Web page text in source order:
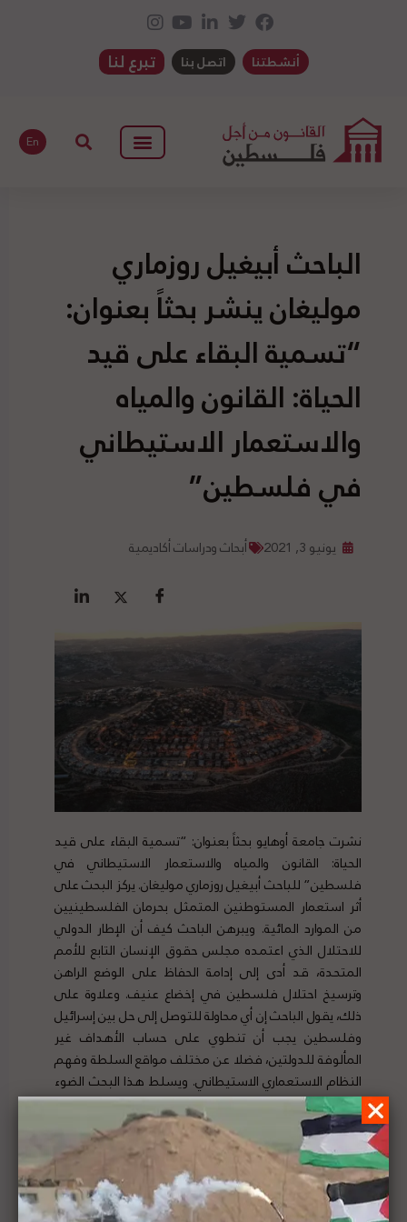
أنشطتنا اتصل بنا تبرع لنا
En
الباحث أبيغيل روزماري
موليغان ينشر بحثاً بعنوان:
“تسمية البقاء على قيد
الحياة: القانون والمياه
والاستعمار الاستيطاني
في فلسطين”
يونيو 3, 2021 أبحاث ودراسات أكاديمية
نشرت جامعة أوهايو بحثاً بعنوان: “تسمية البقاء على قيد
الحياة: القانون والمياه والاستعمار الاستيطاني في
فلسطين” للباحث أبيغيل روزماري موليغان. يركز البحث على
أثر استعمار المستوطنين المتمثل بحرمان الفلسطينيين
من الموارد المائية. ويبرهن الباحث كيف أن الإطار الدولي
للاحتلال الذي اعتمده مجلس حقوق الإنسان التابع للأمم
المتحدة، قد أدى إلى إدامة الحفاظ على الوضع الراهن
وترسيخ احتلال فلسطين في إخضاع عنيف. وعلاوة على
ذلك، يقول الباحث إن أي محاولة للتوصل إلى حل بين إسرائيل
وفلسطين يجب أن تنطوي على حساب الأهداف غير
المألوفة للدولتين، فضلا عن مختلف مواقع السلطة وفهم
النظام الاستعماري الاستيطاني. ويسلط هذا البحث الضوء
على ضرورة تسمية العنف الاستعماري للمستوطنين على
حقيقته، إذا ما أريد للمعاناة الفلسطينية أن تتوقف.
لتفاصيل الخبر ومصدره الأصلي،